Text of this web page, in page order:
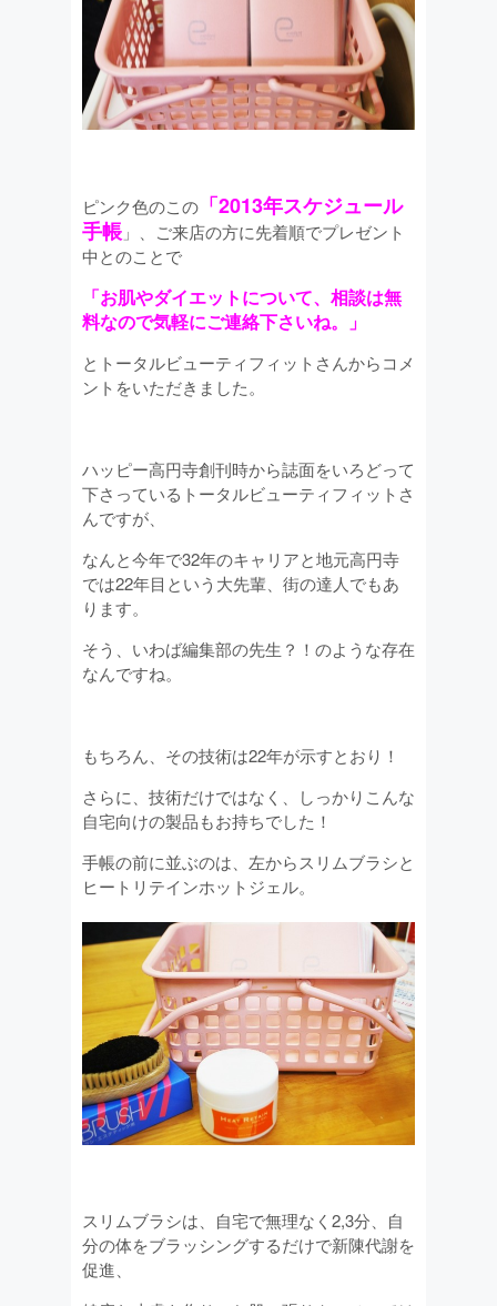
ピンク色のこの 「2013年スケジュール
手帳 」、ご来店の方に先着順でプレゼント
中とのことで
「お肌やダイエットについて、相談は無
料なので気軽にご連絡下さいね。」
とトータルビューティフィットさんからコメ
ントをいただきました。
ハッピー高円寺創刊時から誌面をいろどって
下さっているトータルビューティフィットさ
んですが、
なんと今年で32年のキャリアと地元高円寺
では22年目という大先輩、街の達人でもあ
ります。
そう、いわば編集部の先生？！のような存在
なんですね。
もちろん、その技術は22年が示すとおり！
さらに、技術だけではなく、しっかりこんな
自宅向けの製品もお持ちでした！
手帳の前に並ぶのは、左からスリムブラシと
ヒートリテインホットジェル。
スリムブラシは、自宅で無理なく2,3分、自
分の体をブラッシングするだけで新陳代謝を
促進、